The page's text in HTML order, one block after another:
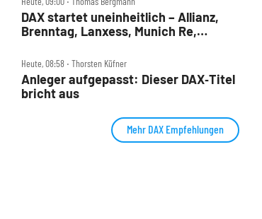
DAX startet uneinheitlich – Allianz,
Brenntag, Lanxess, Munich Re,
Heute, 08:58 ‧ Thorsten Küfner
Anleger aufgepasst: Dieser DAX‑Titel
bricht aus
Mehr DAX Empfehlungen